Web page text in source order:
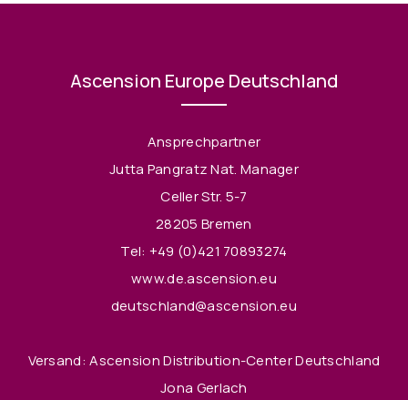
Ascension Europe Deutschland
Ansprechpartner
Jutta Pangratz Nat. Manager
Celler Str. 5-7
28205 Bremen
Tel: +49 (0)421 70893274
www.de.ascension.eu
deutschland@ascension.eu
Versand: Ascension Distribution-Center Deutschland
Jona Gerlach